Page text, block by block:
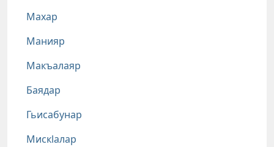
Махар
Манияр
Макъалаяр
Баядар
Гьисабунар
Мискlалар